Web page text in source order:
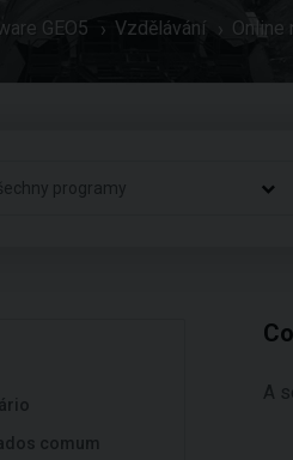
GEO5 Vzdělávání Online
programy
comum
A